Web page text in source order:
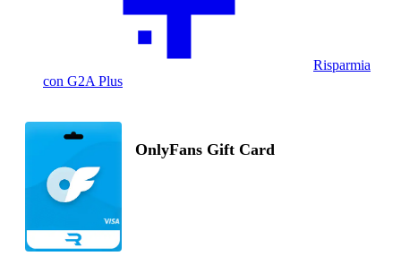
Risparmia
con G2A Plus
OnlyFans Gift Card